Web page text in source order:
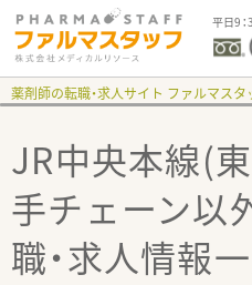
平日9
薬剤師の転職・求人サイト ファルマスタ
JR中央本線(
手チェーン以
職・求人情報